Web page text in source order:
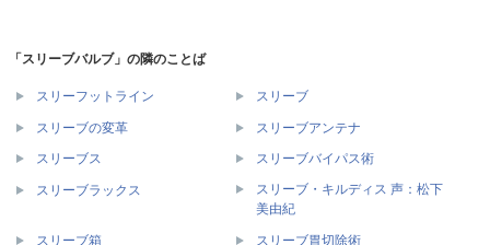
「スリーブバルブ」の隣のことば
スリーフットライン スリーブ
スリーブの変革 スリーブアンテナ
スリーブス スリーブバイパス術
スリーブラックス
スリーブ・キルディス 声：松下
美由紀
スリーブ箱 スリーブ胃切除術